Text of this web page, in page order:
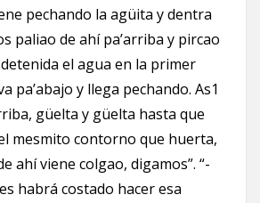
pechando la agüita y dentra
paliao de ahí pa’arriba y pircao
el agua en la primer
pa’abajo y llega pechando. As1
güelta y güelta hasta que
mesmito contorno que huerta,
ahí viene colgao, digamos”. “-
habrá costado hacer esa